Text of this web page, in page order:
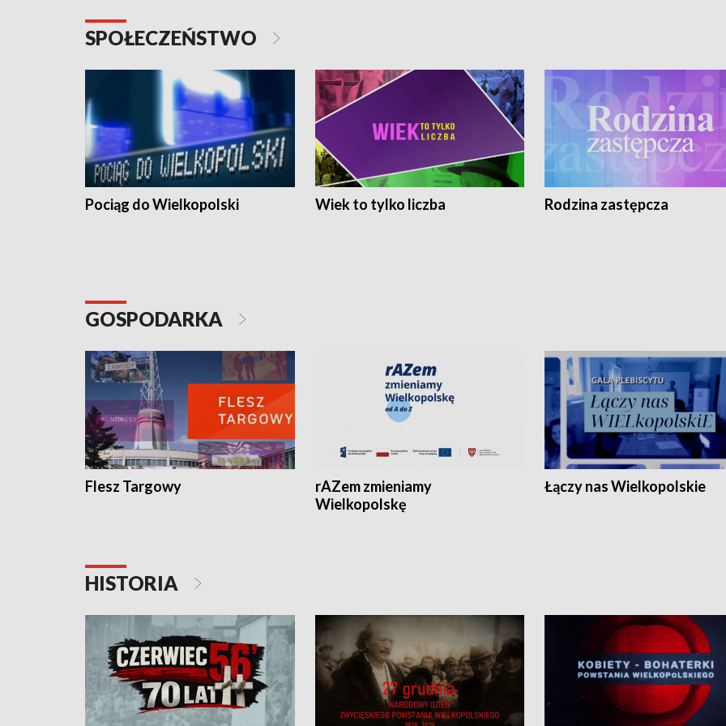
SPOŁECZEŃSTWO
Pociąg do Wielkopolski Wiek to tylko liczba Rodzina zastępcza
GOSPODARKA
Flesz Targowy
rAZem zmieniamy
Wielkopolskę
Łączy nas Wielkopolskie
HISTORIA